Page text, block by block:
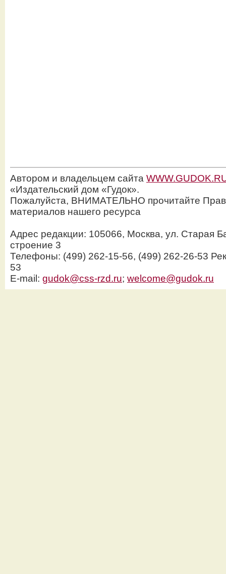
Автором и владельцем сайта
«Издательский дом «Гудок».
Пожалуйста, ВНИМАТЕЛЬНО прочитайте
материалов нашего ресурса
Адрес редакции: 105066, Москва, ул. Старая
строение 3
Телефоны: (499) 262-15-56, (499) 262-26-53
53
E-mail: gudok@css-rzd.ru; welcome@gudok.ru